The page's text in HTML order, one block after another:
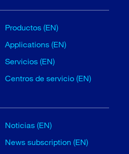
Productos (EN)
Applications (EN)
Servicios (EN)
Centros de servicio (EN)
Noticias (EN)
News subscription (EN)